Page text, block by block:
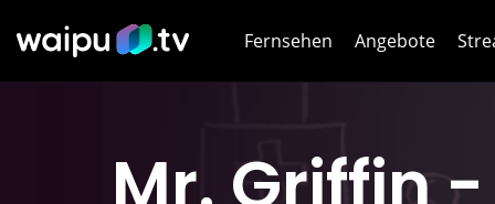
Fernsehen Angebote
Mr. Griffin -